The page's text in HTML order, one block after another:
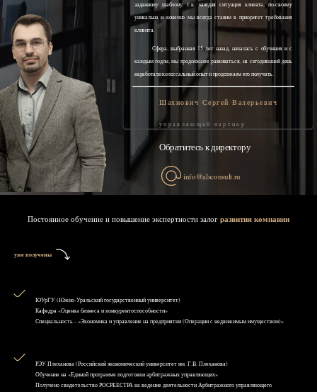
заданному шаблону, т.к. каждая ситуация клиента, по-своему
уникальна и конечно мы всегда ставим в приоритет требования
клиента.
Сфера, выбранная 15 лет назад, началась с обучения и с
каждым годом, мы продолжаем развиваться, на сегодняшний день
наработали колоссальный опыт и продолжаем его получать.
Шахнович Сергей Валерьевич
управляющий партнер
Обратитесь к директору
info@alsconsult.ru
Постоянное обучение и повышение экспертности залог развития компании
уже получены
ЮУрГУ (Южно-Уральский государственный университет)
Кафедра «Оценка бизнеса и конкурентоспособности»
Специальность - «Экономика и управление на предприятии (Операции с недвижимым имуществом)»
РЭУ Плеханова (Российский экономический университет им. Г.В. Плеханова)
Обучение на «Единой программе подготовки арбитражных управляющих»
Получено свидетельство РОСРЕЕСТРА на ведение деятельности Арбитражного управляющего